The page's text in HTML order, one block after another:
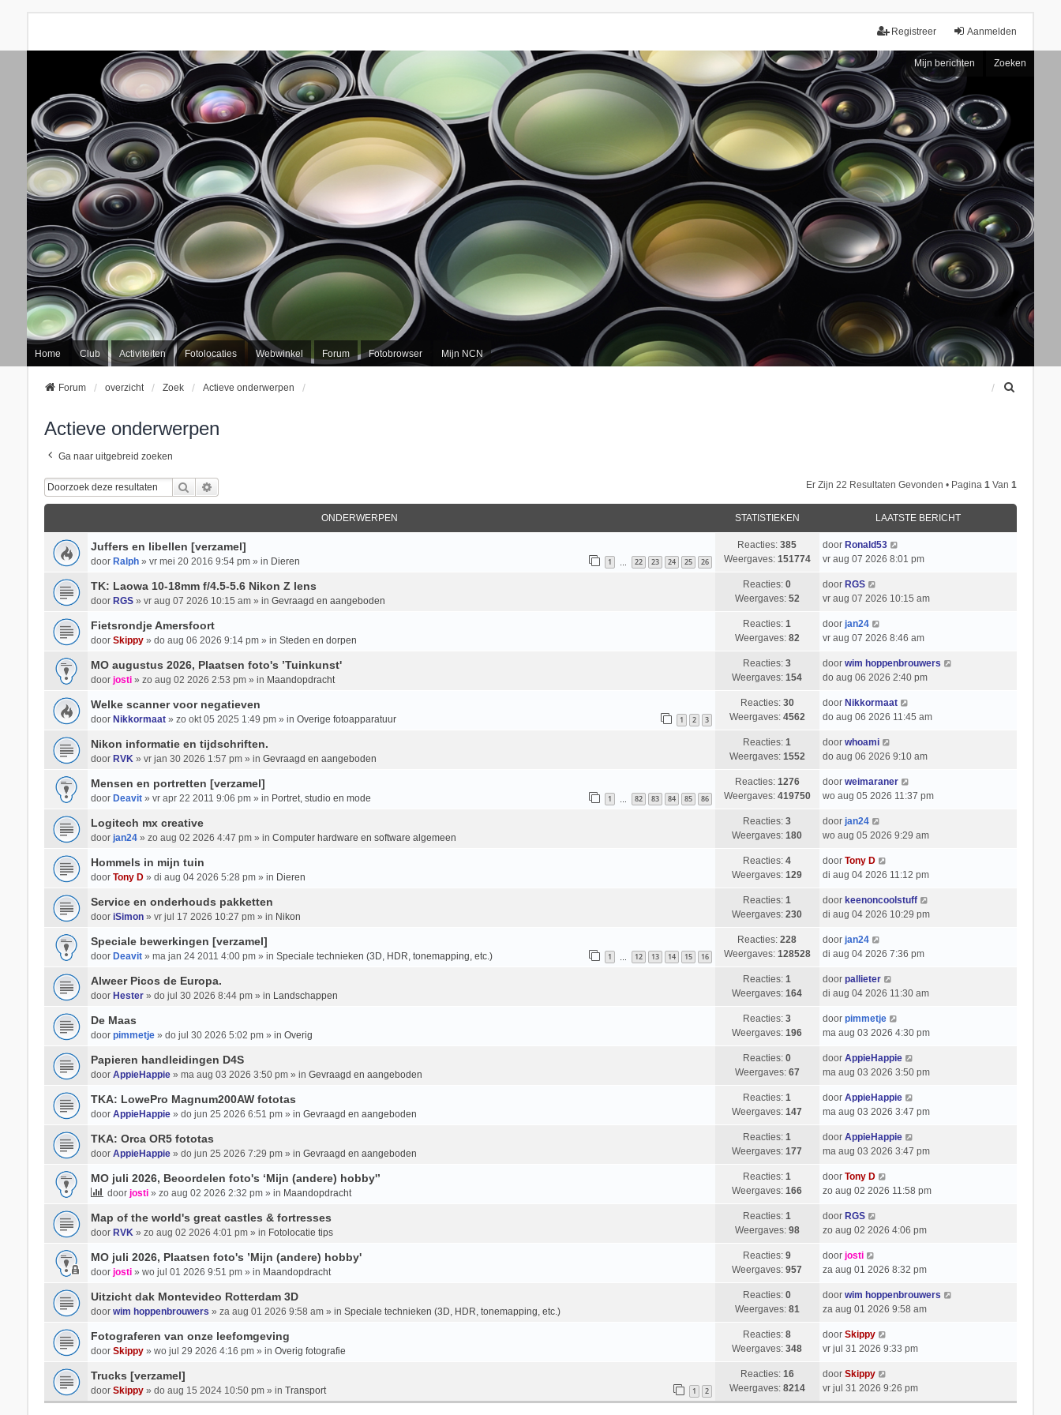
Aanmelden
Registreer
Mijn berichten Zoeken
Home Club Activiteiten Fotolocaties Webwinkel Forum Fotobrowser Mijn NCN
Forum overzicht Zoek Actieve onderwerpen
Actieve onderwerpen
Ga naar uitgebreid zoeken
Zoek Er Zijn 22 Resultaten Gevonden • Pagina1 Van1
ONDERWERPEN STATISTIEKEN LAATSTE BERICHT
Juffers en libellen [verzamel]
door Ralph» vr mei 20 2016 9:54 pm » in Dieren 1 22 23 24 25 26
Reacties:385
Weergaves: 151774
door Ronald53
vr aug 07 2026 8:01 pm
TK: Laowa 10-18mm f/4.5-5.6 Nikon Z lens
door RGS» vr aug 07 2026 10:15 am » in Gevraagd en aangeboden
Reacties:0
Weergaves: 52
door RGS
vr aug 07 2026 10:15 am
Fietsrondje Amersfoort
door Skippy» do aug 06 2026 9:14 pm » in Steden en dorpen
Reacties:1
Weergaves: 82
door jan24
vr aug 07 2026 8:46 am
MO augustus 2026, Plaatsen foto's ’Tuinkunst'
door josti» zo aug 02 2026 2:53 pm » in Maandopdracht
Reacties:3
Weergaves:154
door wim hoppenbrouwers
do aug 06 2026 2:40 pm
Welke scanner voor negatieven
door Nikkormaat» zo okt 05 2025 1:49 pm » in Overige fotoapparatuur 1 2 3
Reacties: 30
Weergaves: 4562
door Nikkormaat
do aug 06 2026 11:45 am
Nikon informatie en tijdschriften.
door RVK» vr jan 30 2026 1:57 pm » in Gevraagd en aangeboden
Reacties:1
Weergaves: 1552
door whoami
do aug 06 2026 9:10 am
Mensen en portretten [verzamel]
door Deavit» vr apr 22 2011 9:06 pm » in Portret, studio en mode 1 82 83 84 85 86
Reacties: 1276
Weergaves: 419750
door weimaraner
wo aug 05 2026 11:37 pm
Logitech mx creative
door jan24» zo aug 02 2026 4:47 pm » in Computer hardware en software algemeen
Reacties:3
Weergaves:180
door jan24
wo aug 05 2026 9:29 am
Hommels in mijn tuin
door Tony D» di aug 04 2026 5:28 pm » in Dieren
Reacties:4
Weergaves:129
door Tony D
di aug 04 2026 11:12 pm
Service en onderhouds pakketten
door iSimon» vr jul 17 2026 10:27 pm » in Nikon
Reacties:1
Weergaves:230
door keenoncoolstuff
di aug 04 2026 10:29 pm
Speciale bewerkingen [verzamel]
door Deavit» ma jan 24 2011 4:00 pm » in Speciale technieken (3D, HDR, tonemapping, etc.) 1 12 13 14 15 16
Reacties:228
Weergaves: 128528
door jan24
di aug 04 2026 7:36 pm
Alweer Picos de Europa.
door Hester» do jul 30 2026 8:44 pm » in Landschappen
Reacties:1
Weergaves:164
door pallieter
di aug 04 2026 11:30 am
De Maas
door pimmetje» do jul 30 2026 5:02 pm » in Overig
Reacties:3
Weergaves:196
door pimmetje
ma aug 03 2026 4:30 pm
Papieren handleidingen D4S
door AppieHappie» ma aug 03 2026 3:50 pm » in Gevraagd en aangeboden
Reacties:0
Weergaves: 67
door AppieHappie
ma aug 03 2026 3:50 pm
TKA: LowePro Magnum200AW fototas
door AppieHappie» do jun 25 2026 6:51 pm » in Gevraagd en aangeboden
Reacties:1
Weergaves:147
door AppieHappie
ma aug 03 2026 3:47 pm
TKA: Orca OR5 fototas
door AppieHappie» do jun 25 2026 7:29 pm » in Gevraagd en aangeboden
Reacties:1
Weergaves:177
door AppieHappie
ma aug 03 2026 3:47 pm
MO juli 2026, Beoordelen foto's ‘Mijn (andere) hobby'’
door josti» zo aug 02 2026 2:32 pm » in Maandopdracht
Reacties:1
Weergaves:166
door Tony D
zo aug 02 2026 11:58 pm
Map of the world's great castles & fortresses
door RVK» zo aug 02 2026 4:01 pm » in Fotolocatie tips
Reacties:1
Weergaves: 98
door RGS
zo aug 02 2026 4:06 pm
MO juli 2026, Plaatsen foto's ’Mijn (andere) hobby'
door josti» wo jul 01 2026 9:51 pm » in Maandopdracht
Reacties:9
Weergaves:957
door josti
za aug 01 2026 8:32 pm
Uitzicht dak Montevideo Rotterdam 3D
door wim hoppenbrouwers » za aug 01 2026 9:58 am » in Speciale technieken (3D, HDR, tonemapping, etc.)
Reacties:0
Weergaves: 81
door wim hoppenbrouwers
za aug 01 2026 9:58 am
Fotograferen van onze leefomgeving
door Skippy» wo jul 29 2026 4:16 pm » in Overig fotografie
Reacties:8
Weergaves:348
door Skippy
vr jul 31 2026 9:33 pm
Trucks [verzamel]
door Skippy» do aug 15 2024 10:50 pm » in Transport 1 2
Reacties: 16
Weergaves: 8214
door Skippy
vr jul 31 2026 9:26 pm